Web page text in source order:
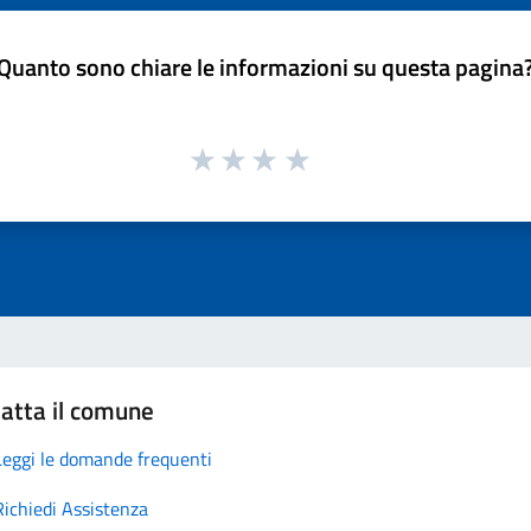
sono chiare le informazioni su questa
il comune
le domande frequenti
Assistenza